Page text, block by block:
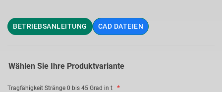
BETRIEBSANLEITUNG CAD DATEIEN
Wählen Sie Ihre Produktvariante
Tragfähigkeit Stränge 0 bis 45 Grad in t